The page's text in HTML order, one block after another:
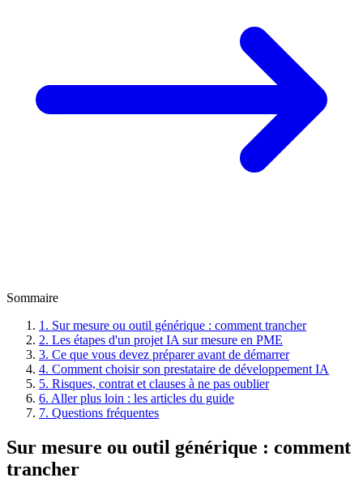
Sommaire
1. Sur mesure ou outil générique : comment trancher
2. Les étapes d'un projet IA sur mesure en PME
3. Ce que vous devez préparer avant de démarrer
4. Comment choisir son prestataire de développement IA
5. Risques, contrat et clauses à ne pas oublier
6. Aller plus loin : les articles du guide
7. Questions fréquentes
Sur mesure ou outil générique : comment
trancher